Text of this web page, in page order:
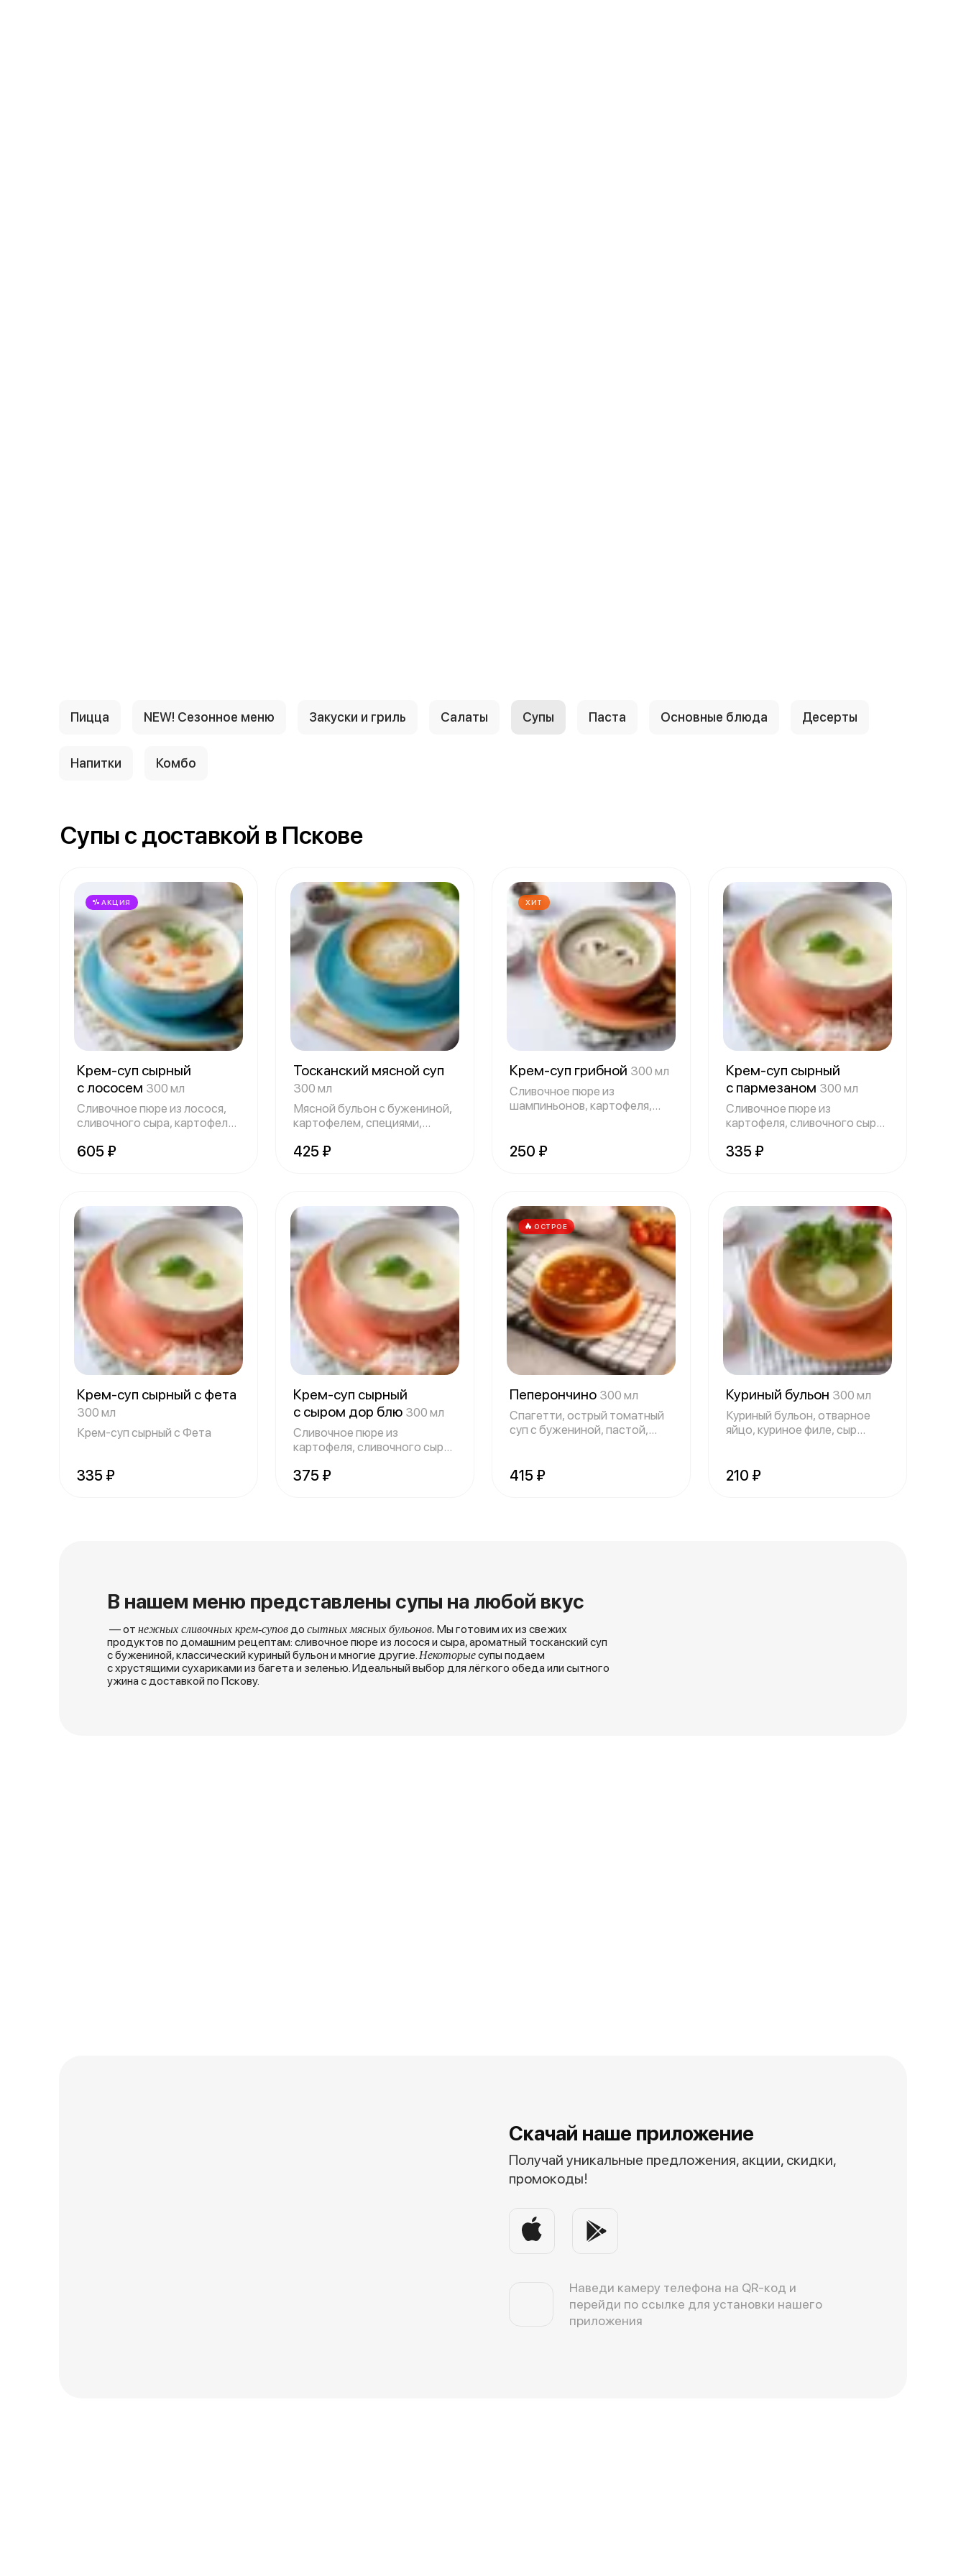
Пицца NEW! Сезонное меню Закуски и гриль Салаты Супы Паста Основные блюда Десерты
Напитки Комбо
Супы с доставкой в Пскове
АКЦИЯ
Крем-суп сырный
с лососем 300 мл
Сливочное пюре из лосося,
сливочного сыра, картофеля,
605 ₽
Тосканский мясной суп
300 мл
Мясной бульон с бужениной,
картофелем, специями,
425 ₽
ХИТ
Крем-суп грибной 300 мл
Сливочное пюре из
шампиньонов, картофеля,
250 ₽
Крем-суп сырный
с пармезаном 300 мл
Сливочное пюре из
картофеля, сливочного сыра,
335 ₽
Крем-суп сырный с фета
300 мл
Крем-суп сырный с Фета
335 ₽
Крем-суп сырный
с сыром дор блю 300 мл
Сливочное пюре из
картофеля, сливочного сыра,
375 ₽
ОСТРОЕ
Пеперончино 300 мл
Спагетти, острый томатный
суп с бужениной, пастой,
415 ₽
Куриный бульон 300 мл
Куриный бульон, отварное
яйцо, куриное филе, сыр
210 ₽
В нашем меню представлены супы на любой вкус
— отнежных сливочных крем-суповдосытных мясных бульонов. Мы готовим их из свежих
продуктов по домашним рецептам: сливочное пюре из лосося и сыра, ароматный тосканский суп
с бужениной, классический куриный бульон и многие другие.Некоторыесупы подаем
с хрустящими сухариками из багета и зеленью. Идеальный выбор для лёгкого обеда или сытного
ужина с доставкой по Пскову.
Скачай наше приложение
Получай уникальные предложения, акции, скидки,
промокоды!
Наведи камеру телефона на QR-код и
перейди по ссылке для установки нашего
приложения